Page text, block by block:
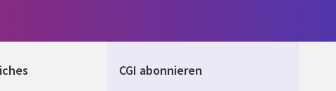
CGI abonnieren